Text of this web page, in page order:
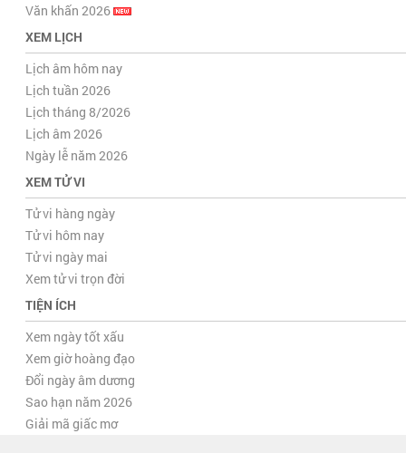
Văn khấn 2026
XEM LỊCH
Lịch âm hôm nay
Lịch tuần 2026
Lịch tháng 8/2026
Lịch âm 2026
Ngày lễ năm 2026
XEM TỬ VI
Tử vi hàng ngày
Tử vi hôm nay
Tử vi ngày mai
Xem tử vi trọn đời
TIỆN ÍCH
Xem ngày tốt xấu
Xem giờ hoàng đạo
Đổi ngày âm dương
Sao hạn năm 2026
Giải mã giấc mơ